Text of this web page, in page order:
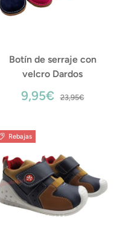
Botín de serraje con
velcro Dardos
9,95€ 23,95€
Rebajas